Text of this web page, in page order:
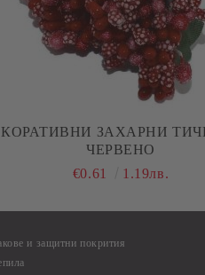
ЗАХАРНИ
ЧЕРВЕНО
€0.61
1.19лв.
и защитни покрития